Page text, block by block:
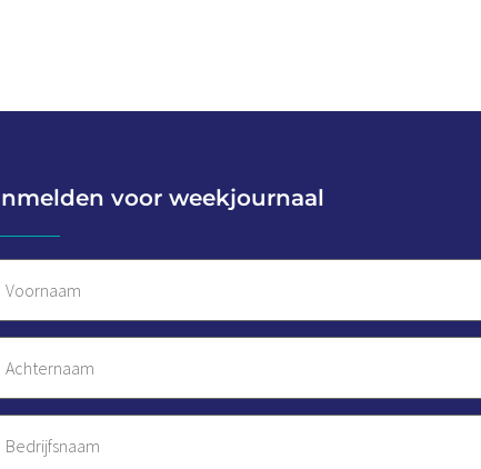
voor weekjournaal